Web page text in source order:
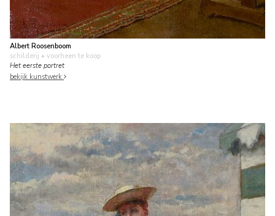
Albert Roosenboom
schilderij • voorheen te koop
Het eerste portret
bekijk kunstwerk